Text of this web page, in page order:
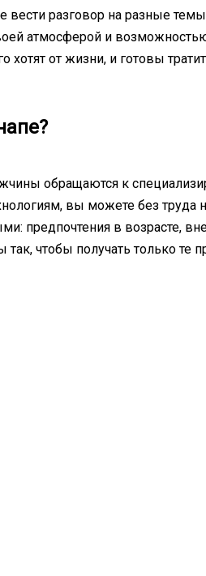
вести разговор на разные
атмосферой и
хотят от жизни, и готовы
обращаются к
вы можете без труда
предпочтения в возрасте,
так, чтобы получать только те